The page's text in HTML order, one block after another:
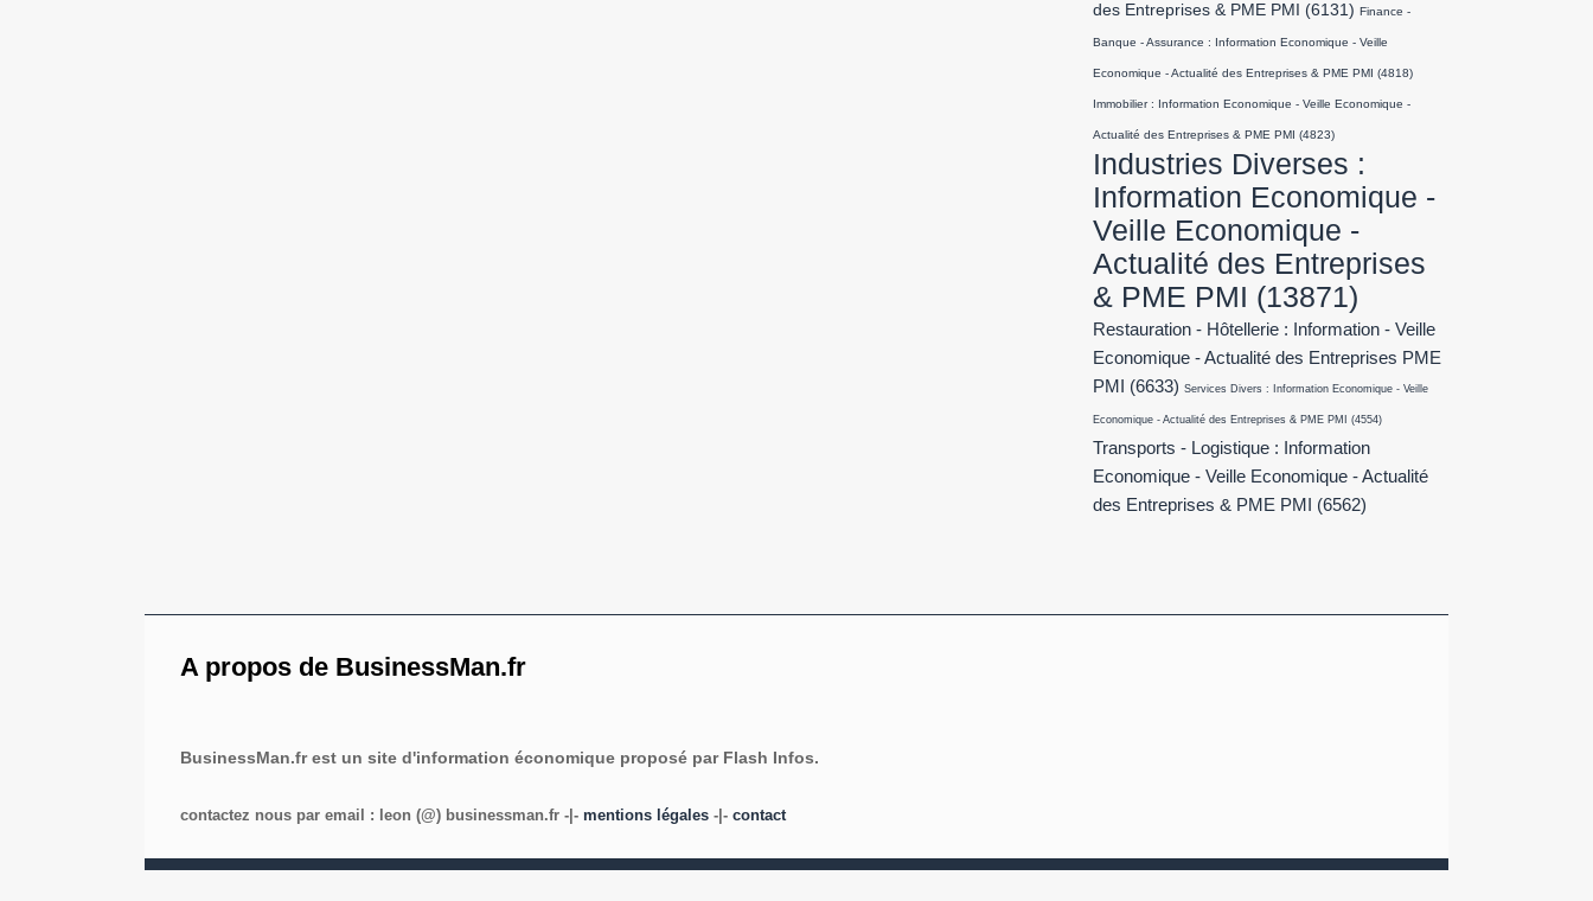
des Entreprises & PME PMI
(6131) Finance -
Banque - Assurance : Information Economique - Veille
Economique - Actualité des Entreprises & PME PMI (4818)
Immobilier : Information Economique - Veille Economique -
Actualité des Entreprises & PME PMI (4823)
Industries Diverses :
Information Economique -
Veille Economique -
Actualité des Entreprises
& PME PMI (13871)
Restauration - Hôtellerie : Information - Veille
Economique - Actualité des Entreprises PME
PMI
(6633) Services Divers : Information Economique - Veille
Economique - Actualité des Entreprises & PME PMI (4554)
Transports - Logistique : Information
Economique - Veille Economique - Actualité
des Entreprises & PME PMI
(6562)
A propos de BusinessMan.fr
BusinessMan.fr est un site d'information économique proposé par Flash Infos.
contactez nous par email : leon (@) businessman.fr -|- mentions légales -|- contact